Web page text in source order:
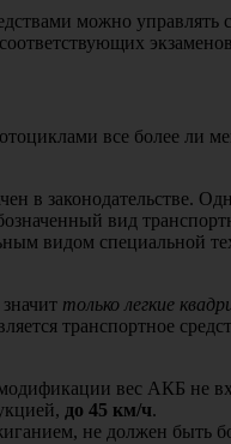
можно управлять
все более ли
в законодательстве.
вид
видом специальной
только легкие
транспортное
вес АКБ не
до 45 км/ч.
не должен быть